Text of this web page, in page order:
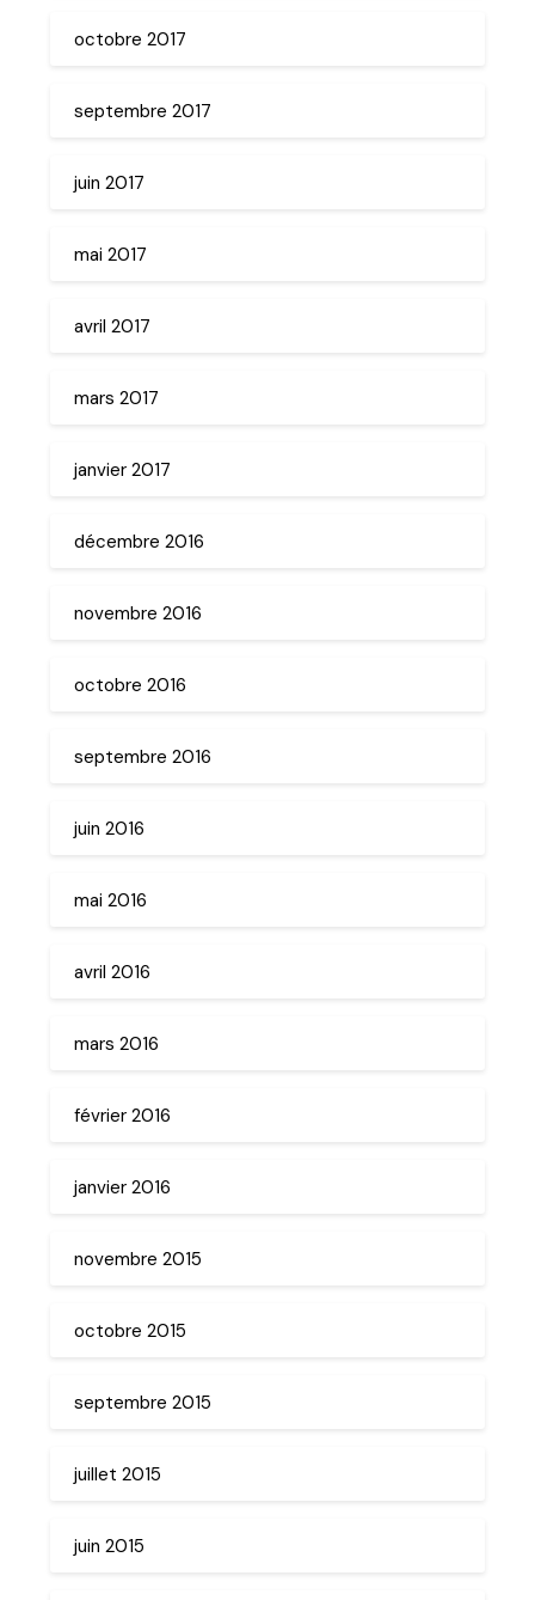
octobre 2017
septembre 2017
juin 2017
mai 2017
avril 2017
mars 2017
janvier 2017
décembre 2016
novembre 2016
octobre 2016
septembre 2016
juin 2016
mai 2016
avril 2016
mars 2016
février 2016
janvier 2016
novembre 2015
octobre 2015
septembre 2015
juillet 2015
juin 2015